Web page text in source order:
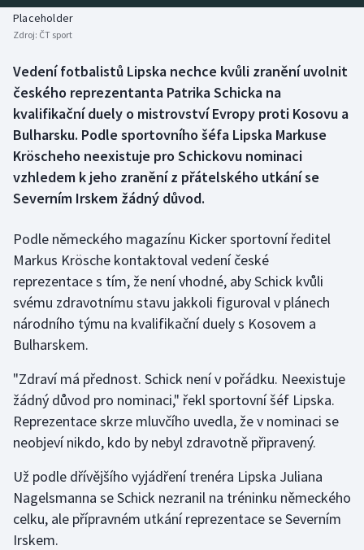
Biatlon
Box
Curling
Dostihy
Futsal
Golf
Gymnastika
Jezdectví
Judo
Krasobruslení
Lezení
Aplikace ČT sport
Placeholder
Zdroj: ČT sport
Vedení fotbalistů Lipska nechce kvůli zranění uvolnit
českého reprezentanta Patrika Schicka na
kvalifikační duely o mistrovství Evropy proti Kosovu a
Bulharsku. Podle sportovního šéfa Lipska Markuse
Kröscheho neexistuje pro Schickovu nominaci
vzhledem k jeho zranění z přátelského utkání se
Severním Irskem žádný důvod.
Podle německého magazínu Kicker sportovní ředitel
Markus Krösche kontaktoval vedení české
reprezentace s tím, že není vhodné, aby Schick kvůli
svému zdravotnímu stavu jakkoli figuroval v plánech
národního týmu na kvalifikační duely s Kosovem a
Bulharskem.
"Zdraví má přednost. Schick není v pořádku. Neexistuje
žádný důvod pro nominaci," řekl sportovní šéf Lipska.
Reprezentace skrze mluvčího uvedla, že v nominaci se
neobjeví nikdo, kdo by nebyl zdravotně připravený.
Už podle dřívějšího vyjádření trenéra Lipska Juliana
Nagelsmanna se Schick nezranil na tréninku německého
celku, ale přípravném utkání reprezentace se Severním
Irskem.